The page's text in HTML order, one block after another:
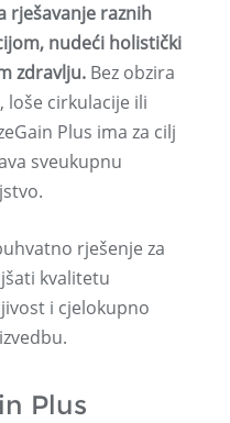
rješavanje raznih
nudeći holistički
zdravlju. Bez obzira
loše cirkulacije ili
Plus ima za cilj
sveukupnu
rješenje za
kvalitetu
i cjelokupno
Plus